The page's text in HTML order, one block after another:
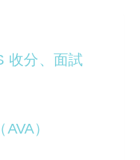
收分、面試
）